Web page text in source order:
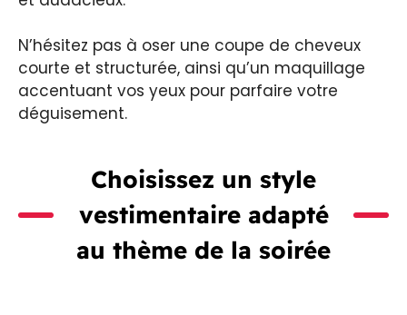
N’hésitez pas à oser une coupe de cheveux
courte et structurée, ainsi qu’un maquillage
accentuant vos yeux pour parfaire votre
déguisement.
Choisissez un style
vestimentaire adapté
au thème de la soirée